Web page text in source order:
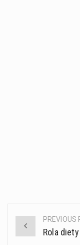
Post
PREVIOUS
Rola